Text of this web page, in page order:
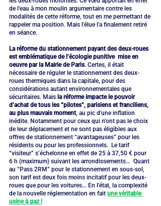
de l'eau à mon moulin argumentaire contre les
modalités de cette réforme, tout en me permettant de
rappeler ma position. Mais l'élue l'a finalement retiré
en séance.
La réforme du stationnement payant des deux-roues
est emblématique de l’écologie punitive  mise en
oeuvre par la Mairie de Paris. Certes, il était
nécessaire de réguler le stationnement des deux-
roues thermiques dans la capitale, pour des
considérations autant environnementales que
sécuritaires. Mais la réforme impacte le pouvoir
d’achat de tous les “pilotes”, parisiens et franciliens,
au plus mauvais moment, au pic d'une inflation
inédite. Notamment pour ceux qui n’ont pas le choix
de leur déplacement et ne sont pas éligibles aux
offres de stationnement “avantageuses” pour les
résidents ou pour les professionnels.  Le tarif
“visiteur” s’échelonne en effet de 25 à 37,50 € pour
6 h (maximum) suivant les arrondissements…  Quant
au “Pass 2RM” pour le stationnement en sous-sol,
son tarif est deux fois moins incitatif pour les deux-
roues que pour les voitures… En l'état, la complexité
de la nouvelle réglementation en fait une véritable
usine à gaz !